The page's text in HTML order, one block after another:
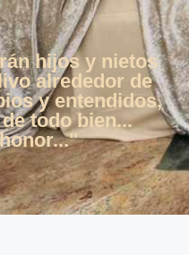
hijos y nietos
alrededor de
y entendidos,
todo bien...